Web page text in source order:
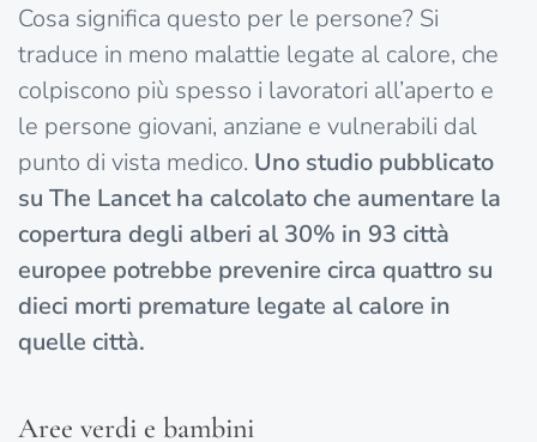
Cosa significa questo per le persone? Si
traduce in meno malattie legate al calore, che
colpiscono più spesso i lavoratori all’aperto e
le persone giovani, anziane e vulnerabili dal
punto di vista medico. Uno studio pubblicato
su The Lancet ha calcolato che aumentare la
copertura degli alberi al 30% in 93 città
europee potrebbe prevenire circa quattro su
dieci morti premature legate al calore in
quelle città.
Aree verdi e bambini